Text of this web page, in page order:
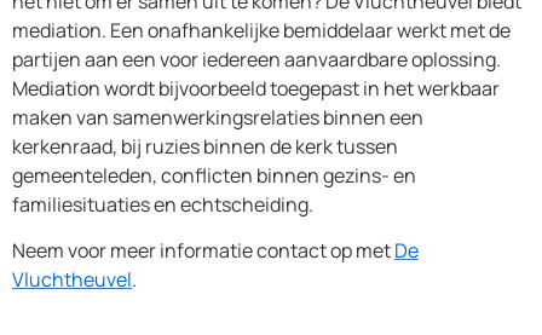
mediation. Een onafhankelijke bemiddelaar werkt met de
partijen aan een voor iedereen aanvaardbare oplossing.
Mediation wordt bijvoorbeeld toegepast in het werkbaar
maken van samenwerkingsrelaties binnen een
kerkenraad, bij ruzies binnen de kerk tussen
gemeenteleden, conflicten binnen gezins- en
familiesituaties en echtscheiding.
Neem voor meer informatie contact op metDe
Vluchtheuvel.